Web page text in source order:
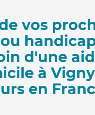
vos
d'une
à
en